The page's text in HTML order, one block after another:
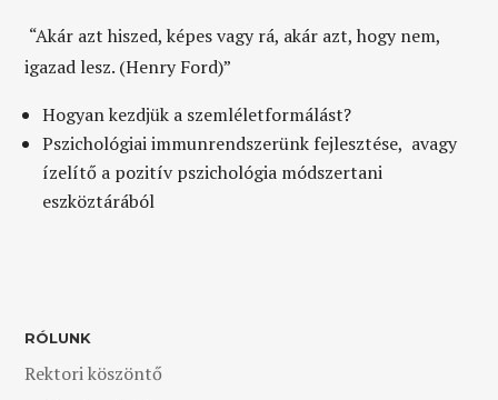
“Akár azt hiszed, képes vagy rá, akár azt, hogy nem,
igazad lesz. (Henry Ford)”
Hogyan kezdjük a szemléletformálást?
Pszichológiai immunrendszerünk fejlesztése, avagy
ízelítő a pozitív pszichológia módszertani
eszköztárából
RÓLUNK
Rektori köszöntő